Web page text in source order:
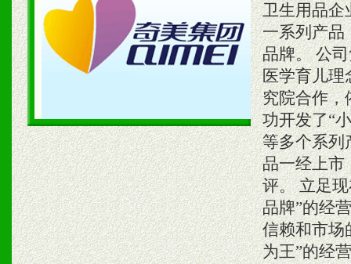
卫生用品企
一系列产品
品牌。 公
医学育儿理
究院合作，
功开发了“
等多个系列
品一经上市
评。 立足
品牌”的经
信赖和市场
为王”的经